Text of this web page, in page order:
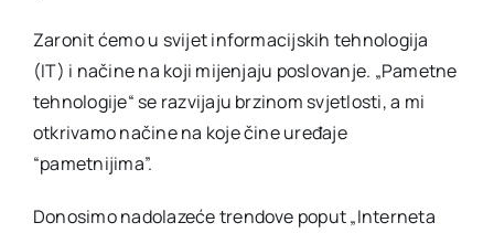
Zaronit ćemo u svijet informacijskih tehnologija
(IT) i načine na koji mijenjaju poslovanje. „Pametne
tehnologije“ se razvijaju brzinom svjetlosti, a mi
otkrivamo načine na koje čine uređaje
“pametnijima”.
Donosimo nadolazeće trendove poput „Interneta